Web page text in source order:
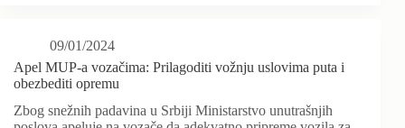
09/01/2024
Apel MUP-a vozačima: Prilagoditi vožnju uslovima puta i
obezbediti opremu
Zbog snežnih padavina u Srbiji Ministarstvo unutrašnjih